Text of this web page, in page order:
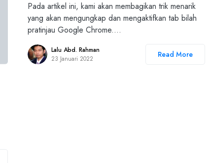
Pada artikel ini, kami akan membagikan trik menarik
yang akan mengungkap dan mengaktifkan tab bilah
pratinjau Google Chrome.…
Lalu Abd. Rahman
23 Januari 2022
Read More